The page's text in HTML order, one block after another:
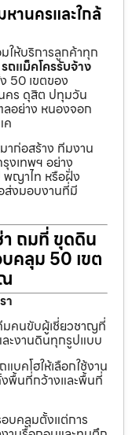
านครและใกล้
ให้บริการลูกค้าทุก
รถแม็คโครรับจ้าง
50 เขตของ
คร ดุสิต ปทุมวัน
อย่าง หนองจอก
ค
มาก่อสร้าง ทีมงาน
งเทพฯ อย่าง
พญาไท หรือฝั่ง
ส่งมอบงานที่มี
า ถมที่ ขุดดิน
คลุม 50 เขต
า
คนขับผู้เชี่ยวชาญที่
ะงานดินทุกรูปแบบ
แบคโฮให้เลือกใช้งาน
งพื้นที่กว้างและพื้นที่
บคลุมตั้งแต่การ